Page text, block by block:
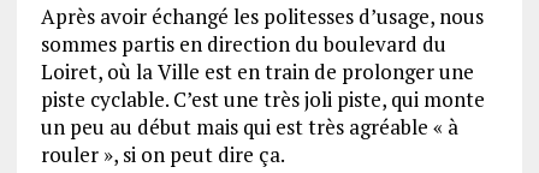
Après avoir échangé les politesses d’usage, nous
sommes partis en direction du boulevard du
Loiret, où la Ville est en train de prolonger une
piste cyclable. C’est une très joli piste, qui monte
un peu au début mais qui est très agréable « à
rouler », si on peut dire ça.